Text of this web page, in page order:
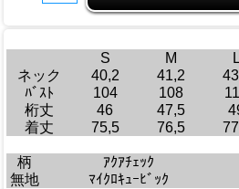
S M
ネック
40,2 41,2
ﾊﾞｽﾄ
104 108
桁丈
46 47,5
着丈
75,5 76,5
柄 ｱｸｱﾁｪｯｸ
無地
ﾏｲｸﾛｷｭｰﾋﾞｯｸ